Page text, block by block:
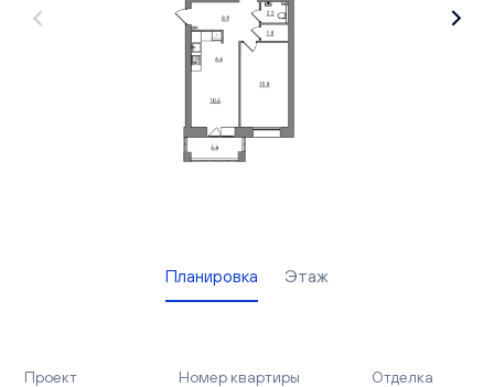
Вакансии
Офисы продаж
Планировка Этаж
Проект Номер квартиры Отделка